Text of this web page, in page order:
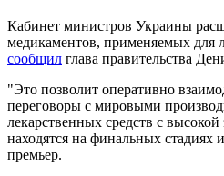
Кабинет министров Украины
медикаментов, применяемых для
сообщил глава правительства
"Это позволит оперативно
переговоры с мировыми
лекарственных средств с
находятся на финальных стадиях
премьер.